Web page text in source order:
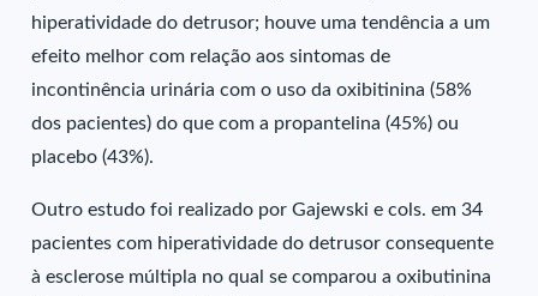
hiperatividade do detrusor; houve uma tendência a um
efeito melhor com relação aos sintomas de
incontinência urinária com o uso da oxibitinina (58%
dos pacientes) do que com a propantelina (45%) ou
placebo (43%).
Outro estudo foi realizado por Gajewski e cols. em 34
pacientes com hiperatividade do detrusor consequente
à esclerose múltipla no qual se comparou a oxibutinina